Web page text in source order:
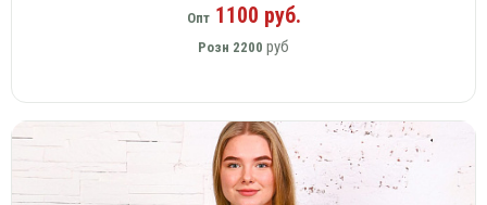
Опт1100 руб.
Розн 2200 руб